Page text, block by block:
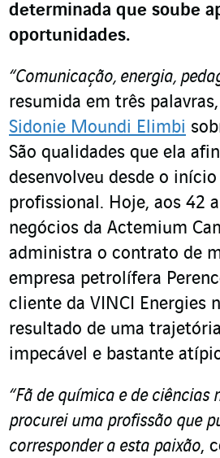
determinada que soube
oportunidades.
“Comunicação, energia,
resumida em três
Sidonie Moundi Elimbi
São qualidades que ela
desenvolveu desde o
profissional. Hoje, aos 42
negócios da Actemium
administra o contrato de
empresa petrolífera
cliente da VINCI Energies
resultado de uma
impecável e bastante
“Fã de química e de ciências
procurei uma profissão que
corresponder a esta paixão,